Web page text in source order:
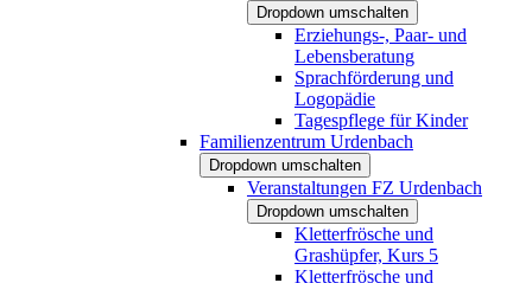
Dropdown umschalten
Erziehungs-, Paar- und
Lebensberatung
Sprachförderung und
Logopädie
Tagespflege für Kinder
Familienzentrum Urdenbach
Dropdown umschalten
Veranstaltungen FZ Urdenbach
Dropdown umschalten
Kletterfrösche und
Grashüpfer, Kurs 5
Kletterfrösche und